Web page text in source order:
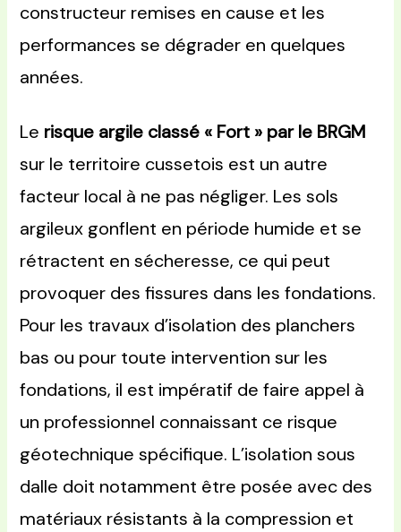
constructeur remises en cause et les
performances se dégrader en quelques
années.
Le risque argile classé « Fort » par le BRGM
sur le territoire cussetois est un autre
facteur local à ne pas négliger. Les sols
argileux gonflent en période humide et se
rétractent en sécheresse, ce qui peut
provoquer des fissures dans les fondations.
Pour les travaux d’isolation des planchers
bas ou pour toute intervention sur les
fondations, il est impératif de faire appel à
un professionnel connaissant ce risque
géotechnique spécifique. L’isolation sous
dalle doit notamment être posée avec des
matériaux résistants à la compression et